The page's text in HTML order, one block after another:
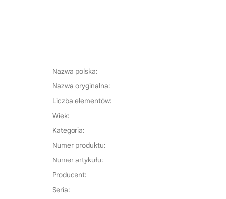
Nazwa polska:
Nazwa oryginalna:
Liczba elementów:
Wiek:
Kategoria:
Numer produktu:
Numer artykułu:
Producent:
Seria: